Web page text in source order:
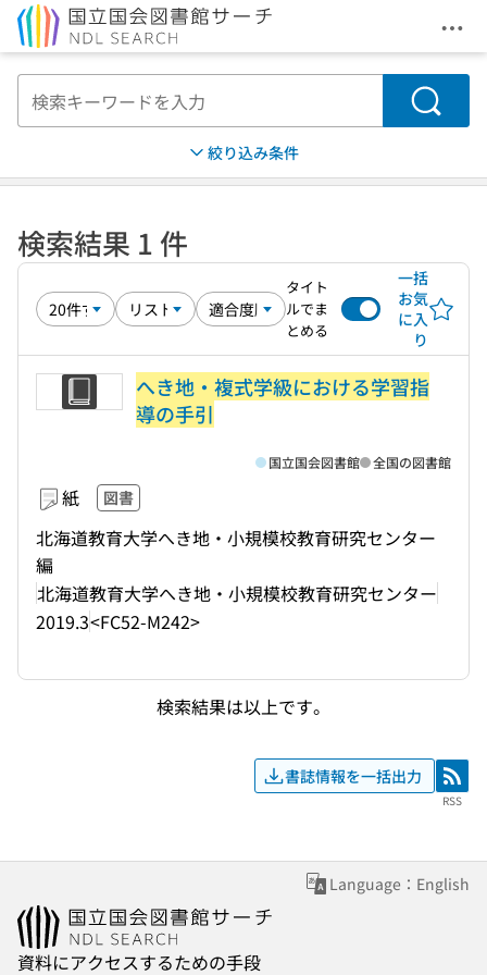
メ
検索
絞り込み条件
検索結果 1 件
タイト
ルでま
とめる
一括
お気
に入
り
へき地・複式学級における学習指
導の手引
紙 図書
北海道教育大学へき地・小規模校教育研究センター
編
北海道教育大学へき地・小規模校教育研究センター
2019.3<FC52-M242>
国立国会図書館 全国の図書館
検索結果は以上です。
書誌情報を一括出力 RSS
RSS
Language：English
資料にアクセスするための手段